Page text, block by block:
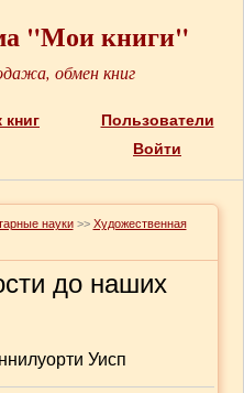
"Мои книги"
обмен книг
книг
Пользователи
Войти
науки >> Художественная
до наших
Уисп